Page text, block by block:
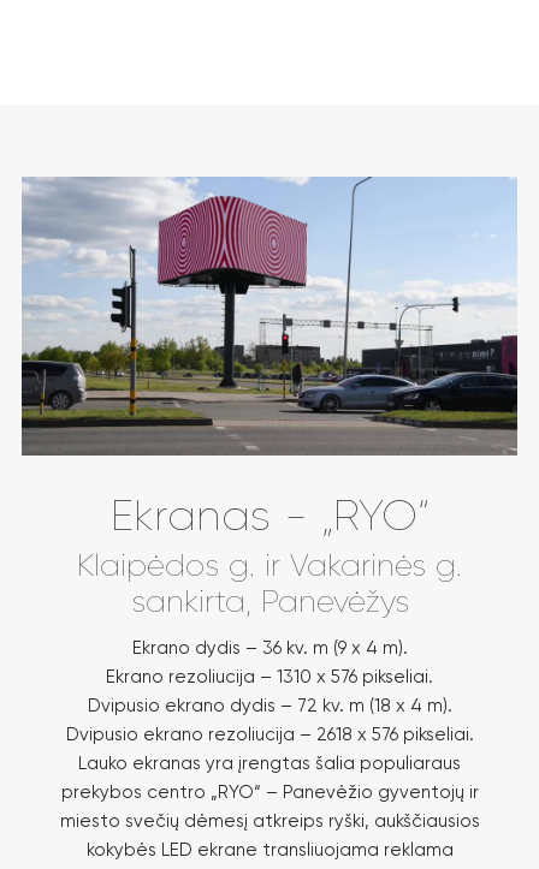
Ekranas - „RYO“
Klaipėdos g. ir Vakarinės g.
sankirta, Panevėžys
Ekrano dydis – 36 kv. m (9 x 4 m).
Ekrano rezoliucija – 1310 x 576 pikseliai.
Dvipusio ekrano dydis – 72 kv. m (18 x 4 m).
Dvipusio ekrano rezoliucija – 2618 x 576 pikseliai.
Lauko ekranas yra įrengtas šalia populiaraus
prekybos centro „RYO“ – Panevėžio gyventojų ir
miesto svečių dėmesį atkreips ryški, aukščiausios
kokybės LED ekrane transliuojama reklama